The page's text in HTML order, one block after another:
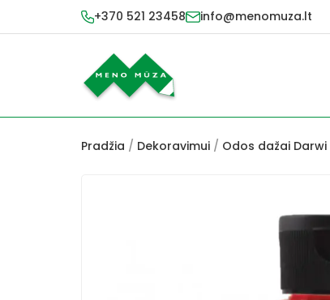
+370 521 23458 info@menomuza.lt
Pradžia / Dekoravimui / Odos dažai Darwi